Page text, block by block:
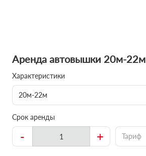
Аренда автовышки 20м-22м
Характеристики
20м-22м
Срок аренды
- + Тариф